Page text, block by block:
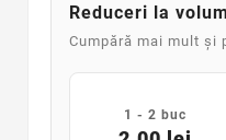
Reduceri la volum
Cumpără mai mult și
1 - 2 buc